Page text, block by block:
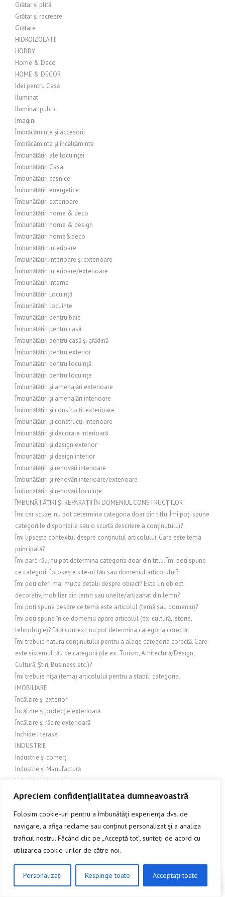
Apreciem confidențialitatea dumneavoastră
Folosim cookie-uri pentru a îmbunătăți experiența dvs. de
navigare, a afișa reclame sau conținut personalizat și a analiza
traficul nostru. Făcând clic pe „Acceptă tot”, sunteți de acord cu
utilizarea cookie-urilor de către noi.
Personalizați Respinge toate Acceptați toate
Grătar și plită
Grătar și recreere
Grătare
HIDROIZOLATII
HOBBY
Home & Deco
HOME & DECOR
Idei pentru Casă
Iluminat
Iluminat public
Imagini
Îmbrăcăminte și accesorii
Îmbrăcăminte și încălțăminte
Îmbunătățiri ale locuinței
Îmbunătățiri Casa
Îmbunătățiri casnice
Îmbunătățiri energetice
Îmbunătățiri exterioare
Îmbunătățiri home & deco
Îmbunătățiri home & design
Îmbunătățiri home&deco
Îmbunătățiri interioare
Îmbunătățiri interioare și exterioare
Îmbunătățiri interioare/exterioare
Îmbunătățiri interne
Îmbunătățiri Locuință
Îmbunătățiri locuințe
Îmbunătățiri pentru baie
Îmbunătățiri pentru casă
Îmbunătățiri pentru casă și grădină
Îmbunătățiri pentru exterior
Îmbunătățiri pentru locuință
Îmbunătățiri pentru locuințe
Îmbunătățiri și amenajări exterioare
Îmbunătățiri și amenajări interioare
Îmbunătățiri și construcții exterioare
Îmbunătățiri și construcții interioare
Îmbunătățiri și decorare interioară
Îmbunătățiri și design exterior
Îmbunătățiri și design interior
Îmbunătățiri și renovări interioare
Îmbunătățiri și renovări interioare/exterioare
Îmbunătățiri și renovări locuințe
ÎMBUNĂTĂȚIRI ȘI REPARAȚII ÎN DOMENIUL CONSTRUCȚIILOR
Îmi cer scuze, nu pot determina categoria doar din titlu. Îmi poți spune
categoriile disponibile sau o scurtă descriere a conținutului?
Îmi lipsește contextul despre conținutul articolului. Care este tema
principală?
Îmi pare rău, nu pot determina categoria doar din titlu. Îmi poți spune
ce categorii folosește site-ul tău sau domeniul articolului?
Îmi poți oferi mai multe detalii despre obiect? Este un obiect
decorativ, mobilier din lemn sau unelte/artizanat din lemn?
Îmi poți spune despre ce temă este articolul (temă sau domeniu)?
Îmi poți spune în ce domeniu apare articolul (ex: cultură, istorie,
tehnologie)? Fără context, nu pot determina categoria corectă.
Îmi trebuie natura conținutului pentru a alege categoria corectă. Care
este sistemul tău de categorii (de ex. Turism, Arhitectură/Design,
Cultură, Știri, Business etc.)?
Îmi trebuie nișa (tema) articolului pentru a stabili categoria.
IMOBILIARE
Încălzire și exterior
Încălzire și protecție exterioară
Încălzire și răcire exterioară
Inchideri terase
INDUSTRIE
Industrie și comerț
Industrie și Manufactură
Industrie si productie
Industrie și servicii
INGINERIE
Îngrijire balcon
Îngrijire exterioară
Îngrijire grădină
Îngrijire grădină și exterior
Îngrijire grădină și peisagistică
CLICK AICI PENTRU A DISCUTA